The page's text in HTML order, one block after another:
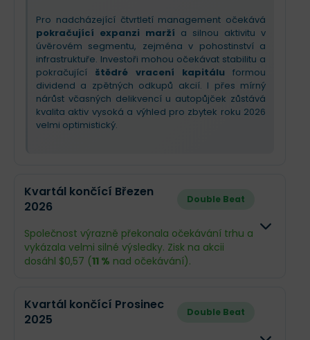
Pro nadcházející čtvrtletí management očekává
pokračující expanzi marží a silnou aktivitu v
úvěrovém segmentu, zejména v pohostinství a
infrastruktuře. Investoři mohou očekávat stabilitu a
pokračující štědré vracení kapitálu formou
dividend a zpětných odkupů akcií. I přes mírný
nárůst včasných delikvencí u autopůjček zůstává
kvalita aktiv vysoká a výhled pro zbytek roku 2026
velmi optimistický.
Kvartál končící Březen
2026
Double Beat
Společnost výrazně překonala očekávání trhu a
vykázala velmi silné výsledky. Zisk na akcii
dosáhl $0,57 (11 % nad očekávání).
Obrat
Kvartál končící Prosinec
2025
Double Beat